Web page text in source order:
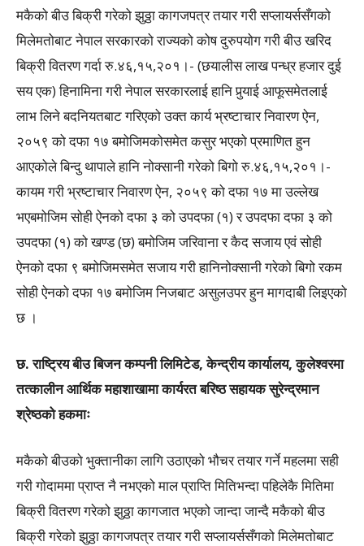
मकैको बीउ बिक्री गरेको झुठ्ठा कागजपत्र तयार गरी सप्लायर्ससँगको
मिलेमतोबाट नेपाल सरकारको राज्यको कोष दुरुपयोग गरी बीउ खरिद
बिक्री वितरण गर्दा रु.४६,१५,२०१।- (छयालीस लाख पन्ध्र हजार दुई
सय एक) हिनामिना गरी नेपाल सरकारलाई हानि पुर्‍याई आफूसमेतलाई
लाभ लिने बदनियतबाट गरिएको उक्त कार्य भ्रष्टाचार निवारण ऐन,
२०५९ को दफा १७ बमोजिमकोसमेत कसुर भएको प्रमाणित हुन
आएकोले बिन्दु थापाले हानि नोक्सानी गरेको बिगो रु.४६,१५,२०१।-
कायम गरी भ्रष्टाचार निवारण ऐन, २०५९ को दफा १७ मा उल्लेख
भएबमोजिम सोही ऐनको दफा ३ को उपदफा (१) र उपदफा दफा ३ को
उपदफा (१) को खण्ड (छ) बमोजिम जरिवाना र कैद सजाय एवं सोही
ऐनको दफा ९ बमोजिमसमेत सजाय गरी हानिनोक्सानी गरेको बिगो रकम
सोही ऐनको दफा १७ बमोजिम निजबाट असुलउपर हुन मागदाबी लिइएको
छ ।
छ. राष्ट्रिय बीउ बिजन कम्पनी लिमिटेड, केन्द्रीय कार्यालय, कुलेश्वरमा
तत्कालीन आर्थिक महाशाखामा कार्यरत बरिष्ठ सहायक सुरेन्द्रमान
श्रेष्ठको हकमाः
मकैको बीउको भुक्तानीका लागि उठाएको भौचर तयार गर्ने महलमा सही
गरी गोदाममा प्राप्त नै नभएको माल प्राप्ति मितिभन्दा पहिलेकै मितिमा
बिक्री वितरण गरेको झुठ्ठा कागजात भएको जान्दा जान्दै मकैको बीउ
बिक्री गरेको झुठ्ठा कागजपत्र तयार गरी सप्लायर्ससँगको मिलेमतोबाट